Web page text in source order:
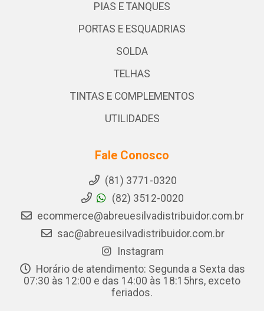
PIAS E TANQUES
PORTAS E ESQUADRIAS
SOLDA
TELHAS
TINTAS E COMPLEMENTOS
UTILIDADES
Fale Conosco
(81) 3771-0320
(82) 3512-0020
ecommerce@abreuesilvadistribuidor.com.br
sac@abreuesilvadistribuidor.com.br
Instagram
Horário de atendimento: Segunda a Sexta das
07:30 às 12:00 e das 14:00 às 18:15hrs, exceto
feriados.